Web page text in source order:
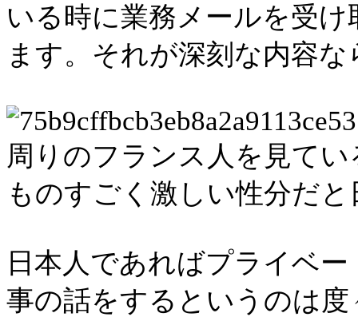
いる時に業務メールを受
ます。それが深刻な内容
周りのフランス人を見て
ものすごく激しい性分だ
日本人であればプライベ
事の話をするというのは